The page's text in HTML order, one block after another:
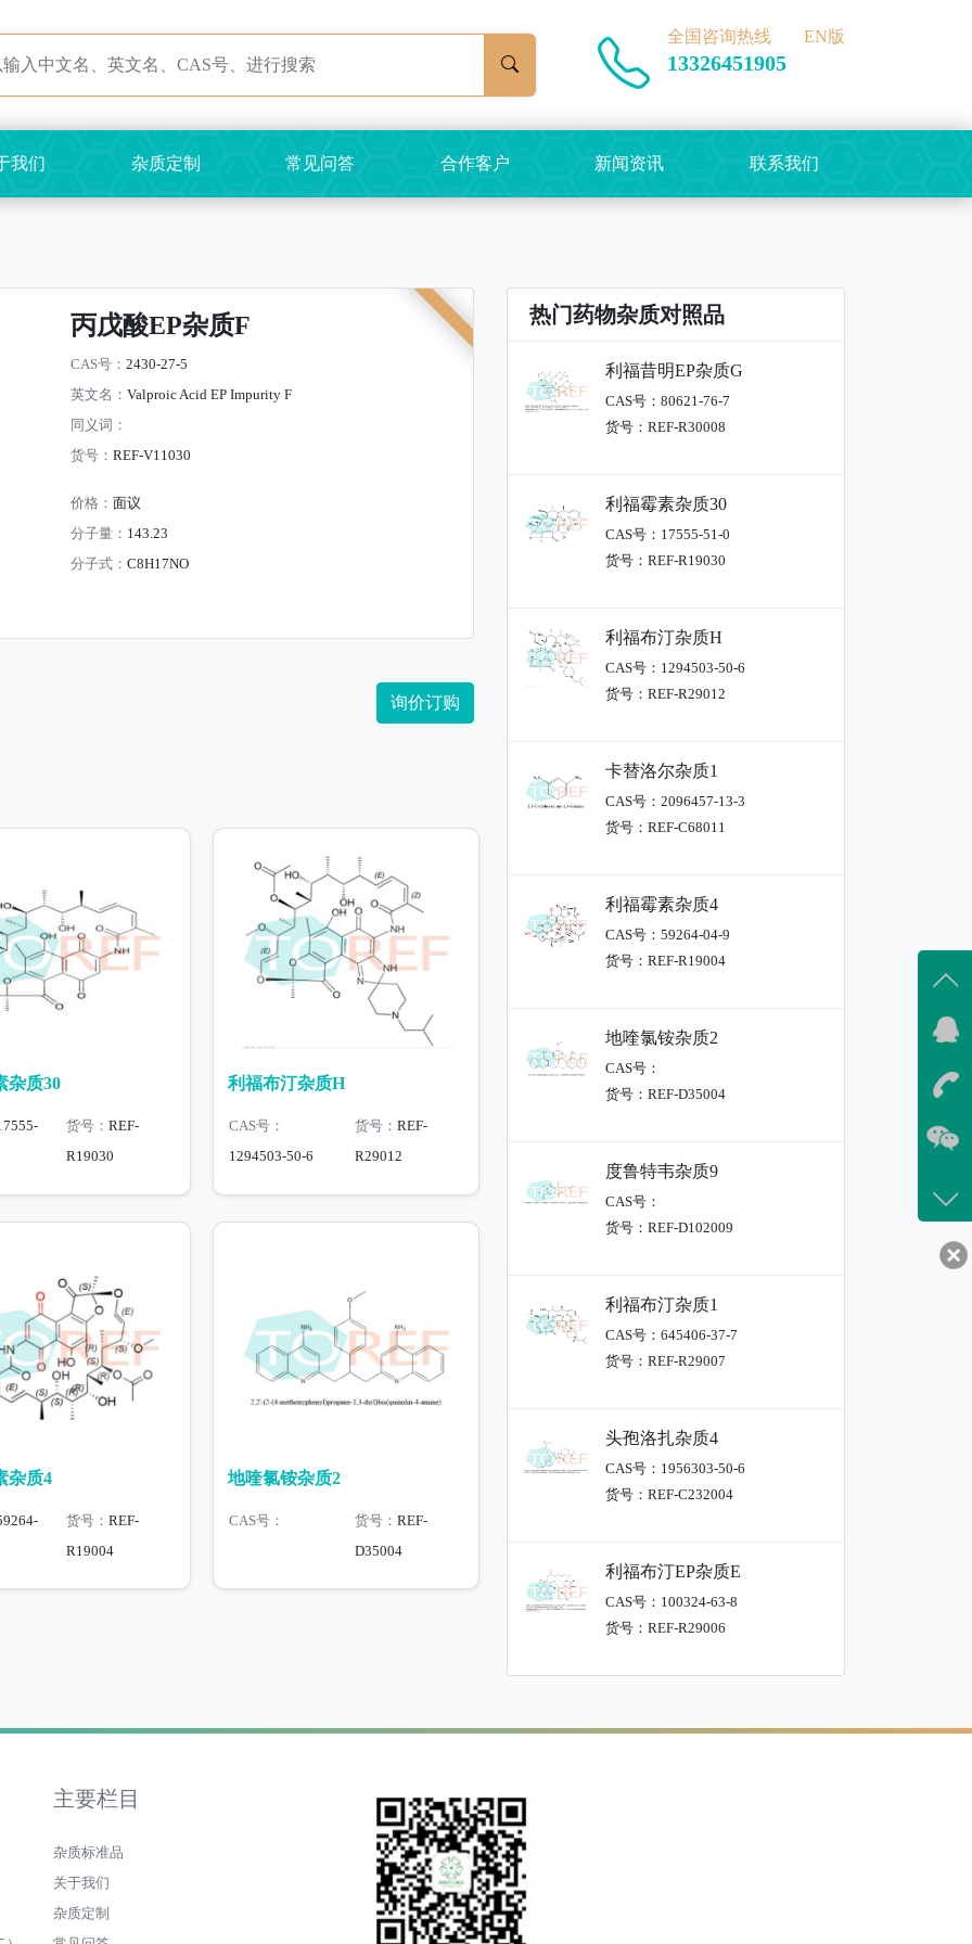
全国咨询热线
13326451905
EN版
我们 杂质定制 常见问答 合作客户 新闻资讯 联系我们
丙戊酸EP杂质F
CAS号： 2430-27-5
英文名： Valproic Acid EP Impurity F
同义词：
货号： REF-V11030
价格： 面议
分子量： 143.23
分子式： C8H17NO
询价订购
杂质30
货号： REF-
R19030
利福布汀杂质H
CAS号：
1294503-50-6
货号： REF-
R29012
杂质4
货号： REF-
R19004
地喹氯铵杂质2
CAS号： 货号： REF-
D35004
热门药物杂质对照品
利福昔明EP杂质G
CAS号：80621-76-7
货号：REF-R30008
利福霉素杂质30
CAS号：17555-51-0
货号：REF-R19030
利福布汀杂质H
CAS号：1294503-50-6
货号：REF-R29012
卡替洛尔杂质1
CAS号：2096457-13-3
货号：REF-C68011
利福霉素杂质4
CAS号：59264-04-9
货号：REF-R19004
地喹氯铵杂质2
CAS号：
货号：REF-D35004
度鲁特韦杂质9
CAS号：
货号：REF-D102009
利福布汀杂质1
CAS号：645406-37-7
货号：REF-R29007
头孢洛扎杂质4
CAS号：1956303-50-6
货号：REF-C232004
利福布汀EP杂质E
CAS号：100324-63-8
货号：REF-R29006
主要栏目
杂质标准品
关于我们
杂质定制